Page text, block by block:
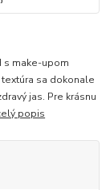
s make-upom
sa dokonale
jas. Pre krásnu
popis